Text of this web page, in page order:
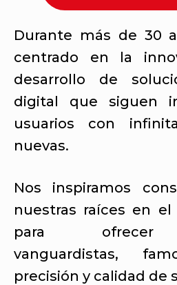
Durante más de 30
centrado en la
desarrollo de
digital que siguen
usuarios con
nuevas.
Nos inspiramos
nuestras raíces en el
para ofrecer
vanguardistas,
precisión y calidad de